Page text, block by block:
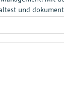
und